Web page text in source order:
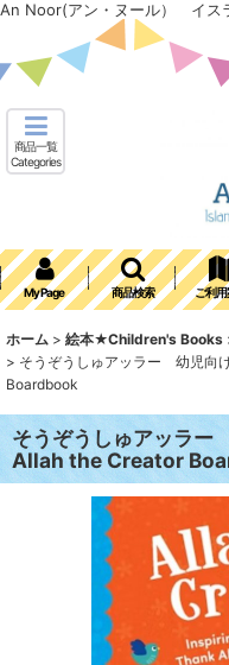
An Noor(アン・ヌール） イス
商品一覧
Categories
My Page 商品検索 ご利
ホーム > 絵本★Children's Books
> そうぞうしゅアッラー 幼児向
Boardbook
そうぞうしゅアッラ
Allah the Creator